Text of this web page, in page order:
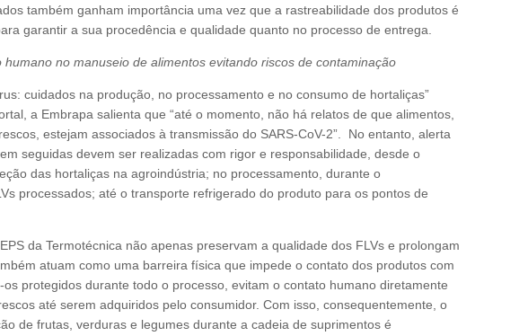
também ganham importância uma vez que a rastreabilidade dos produtos é
garantir a sua procedência e qualidade quanto no processo de entrega.
humano no manuseio de alimentos evitando riscos de contaminação
cuidados na produção, no processamento e no consumo de hortaliças”
a Embrapa salienta que “até o momento, não há relatos de que alimentos,
estejam associados à transmissão do SARS-CoV-2”. No entanto, alerta
seguidas devem ser realizadas com rigor e responsabilidade, desde o
das hortaliças na agroindústria; no processamento, durante o
processados; até o transporte refrigerado do produto para os pontos de
da Termotécnica não apenas preservam a qualidade dos FLVs e prolongam
atuam como uma barreira física que impede o contato dos produtos com
protegidos durante todo o processo, evitam o contato humano diretamente
até serem adquiridos pelo consumidor. Com isso, consequentemente, o
de frutas, verduras e legumes durante a cadeia de suprimentos é